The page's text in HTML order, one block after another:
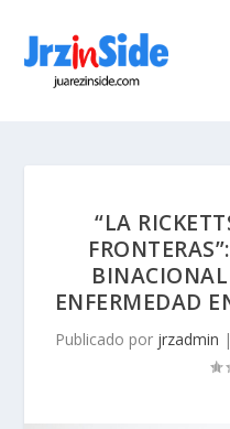
“LA
ENFERMEDAD
Publicado por jrzadmin |